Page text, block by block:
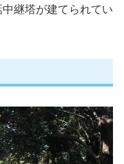
継塔が建てられてい